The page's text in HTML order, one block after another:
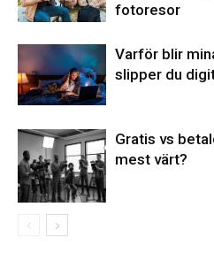
fotoresor
Varför blir
slipper du
Gratis vs
mest värt?